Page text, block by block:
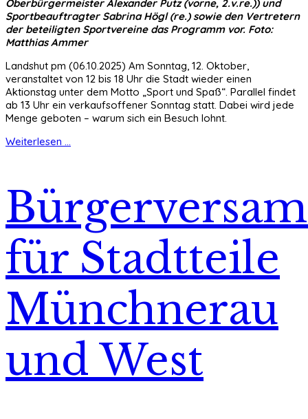
Oberbürgermeister Alexander Putz (vorne, 2.v.re.)) und
Sportbeauftragter Sabrina Högl (re.) sowie den Vertretern
der beteiligten Sportvereine das Programm vor. Foto:
Matthias Ammer
Landshut pm (06.10.2025) Am Sonntag, 12. Oktober,
veranstaltet von 12 bis 18 Uhr die Stadt wieder einen
Aktionstag unter dem Motto „Sport und Spaß“. Parallel findet
ab 13 Uhr ein verkaufsoffener Sonntag statt. Dabei wird jede
Menge geboten – warum sich ein Besuch lohnt.
Weiterlesen ...
für Stadtteile
Münchnerau
und West